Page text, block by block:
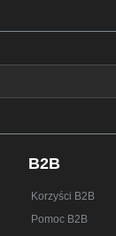
B2B
Korzyści B2B
Pomoc B2B